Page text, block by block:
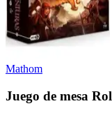
Mathom
Juego de mesa